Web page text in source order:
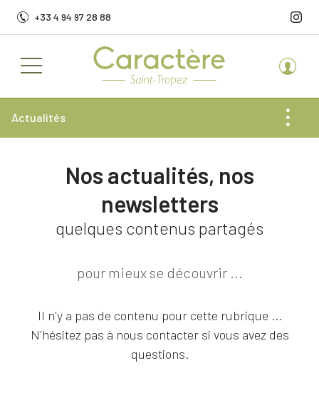
+33 4 94 97 28 88
Actualités
Toute l'actualité
Rencontres
Événements
Tendances
Nos actualités, nos
newsletters
quelques contenus partagés
pour mieux se découvrir ...
Il n'y a pas de contenu pour cette rubrique ...
N'hésitez pas à nous contacter si vous avez des
questions.